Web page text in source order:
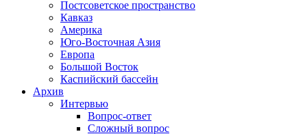
Постсоветское пространство
Кавказ
Америка
Юго-Восточная Азия
Европа
Большой Восток
Каспийский бассейн
Архив
Интервью
Вопрос-ответ
Сложный вопрос